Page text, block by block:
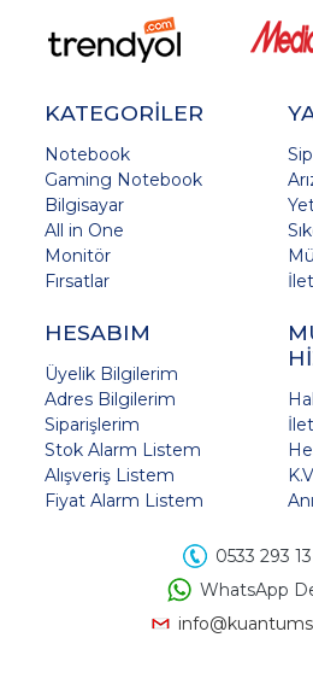
KATEGORİLER
Notebook
Gaming Notebook
Bilgisayar
All in One
Monitör
Fırsatlar
HESABIM
Üyelik Bilgilerim
Adres Bilgilerim
Siparişlerim
Stok Alarm Listem
Alışveriş Listem
Fiyat Alarm Listem
0533 293
WhatsApp